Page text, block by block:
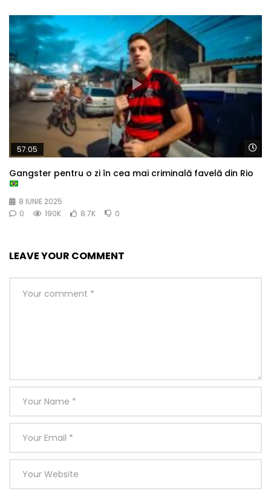
57:05
Gangster pentru o zi în cea mai criminală favelă din Rio
8 IUNIE 2025
0
190K 8.7K 0
LEAVE YOUR COMMENT